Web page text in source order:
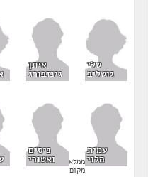
טלי
גוטליב
איתן
גינזבורג
עמית
הלוי ממלא
מקום
ניסים
ואטורי